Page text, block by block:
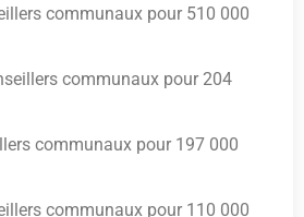
communaux pour 510 000
communaux pour 204
communaux pour 197 000
communaux pour 110 000